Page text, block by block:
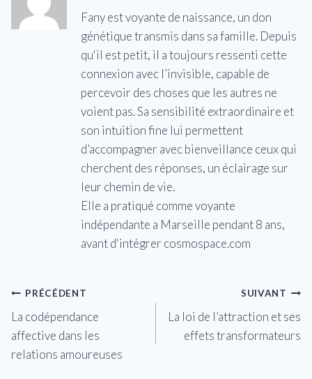
Fany est voyante de naissance, un don
génétique transmis dans sa famille. Depuis
qu'il est petit, il a toujours ressenti cette
connexion avec l’invisible, capable de
percevoir des choses que les autres ne
voient pas. Sa sensibilité extraordinaire et
son intuition fine lui permettent
d’accompagner avec bienveillance ceux qui
cherchent des réponses, un éclairage sur
leur chemin de vie.
Elle a pratiqué comme voyante
indépendante a Marseille pendant 8 ans,
avant d'intégrer cosmospace.com
Navigation
de
l’article
PRÉCÉDENT
La codépendance
affective dans les
relations amoureuses
SUIVANT
La loi de l’attraction et ses
effets transformateurs